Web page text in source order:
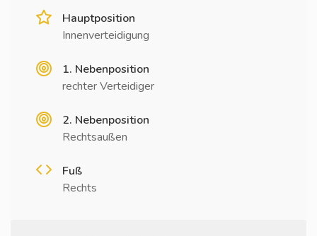
Hauptposition
Innenverteidigung
1. Nebenposition
rechter Verteidiger
2. Nebenposition
Rechtsaußen
Fuß
Rechts